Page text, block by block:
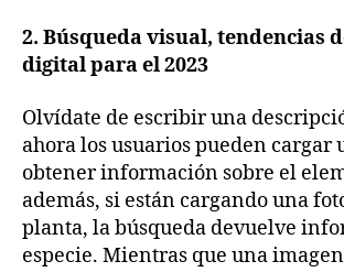
2. Búsqueda visual, tendencias
digital para el 2023
Olvídate de escribir una
ahora los usuarios pueden cargar
obtener información sobre el
además, si están cargando una
planta, la búsqueda devuelve
especie. Mientras que una